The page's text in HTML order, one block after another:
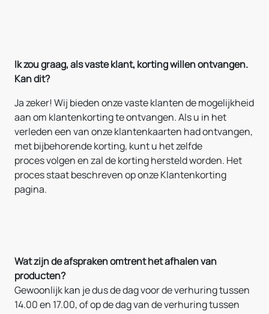
Ik zou graag, als vaste klant, korting willen ontvangen.
Kan dit?
Ja zeker! Wij bieden onze vaste klanten de mogelijkheid
aan om klantenkorting te ontvangen. Als u in het
verleden een van onze klantenkaarten had ontvangen,
met bijbehorende korting, kunt u het zelfde
proces volgen en zal de korting hersteld worden. Het
proces staat beschreven op onze Klantenkorting
pagina.
Wat zijn de afspraken omtrent het afhalen van
producten?
Gewoonlijk kan je dus de dag voor de verhuring tussen
14.00 en 17.00, of op de dag van de verhuring tussen